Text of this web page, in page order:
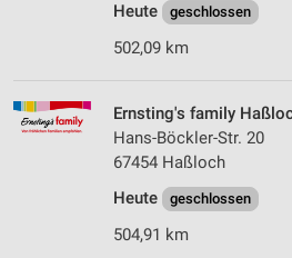
Heute
geschlossen
502,09 km
Ernsting's family
Hans-Böckler-Str. 20
67454 Haßloch
Heute
geschlossen
504,91 km